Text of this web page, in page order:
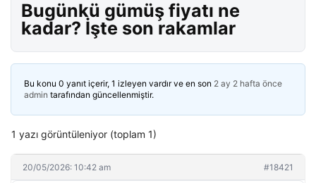
Bugünkü gümüş fiyatı ne
kadar? İşte son rakamlar
Bu konu 0 yanıt içerir, 1 izleyen vardır ve en son 2 ay 2 hafta önce
admin tarafından güncellenmiştir.
1 yazı görüntüleniyor (toplam 1)
20/05/2026: 10:42 am #18421